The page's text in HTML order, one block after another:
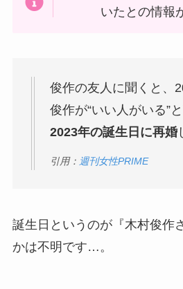
いたとの情報
俊作の友人に聞くと、
俊作が“いい人がいる”
2023年の誕生日に再婚
引用： 週刊女性PRIME
誕生日というのが『木村俊作
かは不明です…。